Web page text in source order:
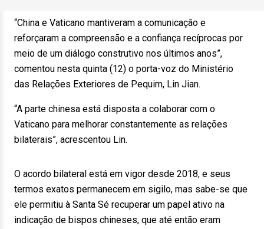
“China e Vaticano mantiveram a comunicação e
reforçaram a compreensão e a confiança recíprocas por
meio de um diálogo construtivo nos últimos anos”,
comentou nesta quinta (12) o porta-voz do Ministério
das Relações Exteriores de Pequim, Lin Jian.
“A parte chinesa está disposta a colaborar com o
Vaticano para melhorar constantemente as relações
bilaterais”, acrescentou Lin.
O acordo bilateral está em vigor desde 2018, e seus
termos exatos permanecem em sigilo, mas sabe-se que
ele permitiu à Santa Sé recuperar um papel ativo na
indicação de bispos chineses, que até então eram